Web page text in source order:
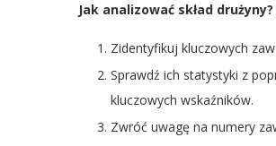
Jak analizować skład
Zidentyfikuj kluczowych
Sprawdź ich statystyki z
kluczowych wskaźników.
Zwróć uwagę na numery